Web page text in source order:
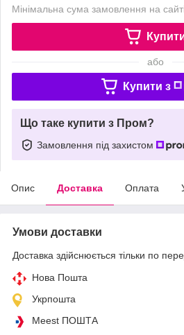
Мінімальна сума замовлення на
або
Купити з
Що таке купити з Пром?
Замовлення під захистом
Опис Доставка Оплата
Умови доставки
Доставка здійснюється тільки по
Нова Пошта
Укрпошта
Meest ПОШТА